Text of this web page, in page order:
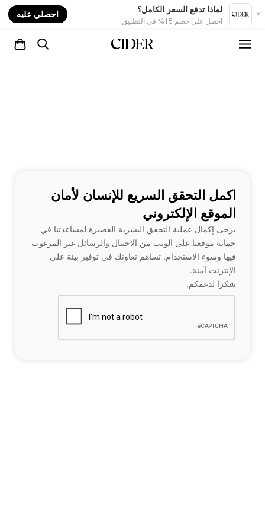
لماذا تدفع السعر الكامل؟
احصل على خصم 15% في التطبيق
احصلي عليه
اكمل التحقق السريع للإنسان لأمان
الموقع الإلكتروني
يرجى إكمال عملية التحقق البشرية القصيرة لمساعدتنا في
حماية موقعنا على الويب من الاحتيال والرسائل غير المرغوب
فيها وسوء الاستخدام. تساهم تعاونك في توفير بيئة على
الإنترنت آمنة.
شكرا لدعمكم.